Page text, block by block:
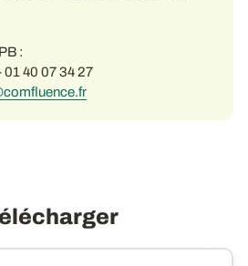
:
01 40 07 34 27